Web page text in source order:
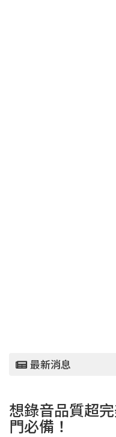
最新消息
想錄音品質超
門必備！